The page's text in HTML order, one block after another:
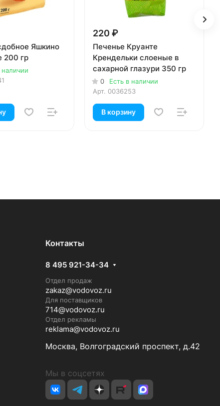
Яшкино
200 гр
наличии
220 ₽
Печенье Круанте
Крендельки слоеные в
сахарной глазури 350 гр
0
Есть в наличии
Арт. 0036253
В корзину
Контакты
8 495 921-34-34
Отдел продаж
zakaz@vodovoz.ru
Для поставщиков
714@vodovoz.ru
Отдел рекламы
reklama@vodovoz.ru
Москва, Волгоградский проспект, д.42
Мы в соцсетях